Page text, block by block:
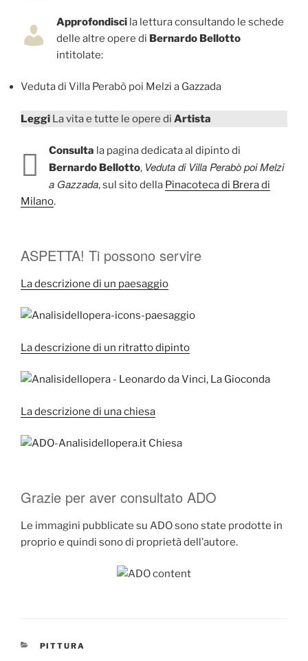
Approfondisci la lettura consultando le schede
delle altre opere di Bernardo Bellotto
intitolate:
Veduta di Villa Perabò poi Melzi a Gazzada
Leggi La vita e tutte le opere di Artista
Consulta la pagina dedicata al dipinto di
Bernardo Bellotto, Veduta di Villa Perabò poi Melzi
a Gazzada, sul sito della Pinacoteca di Brera di
Milano.
ASPETTA! Ti possono servire
La descrizione di un paesaggio
La descrizione di un ritratto dipinto
La descrizione di una chiesa
Grazie per aver consultato ADO
Le immagini pubblicate su ADO sono state prodotte in
proprio e quindi sono di proprietà dell’autore.
CATEGORIE
PITTURA